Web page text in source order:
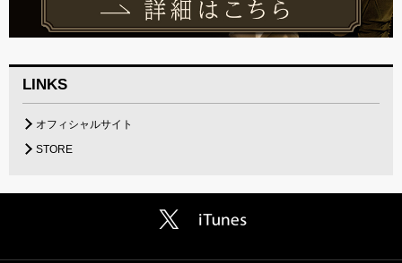
LINKS
オフィシャルサイト
STORE